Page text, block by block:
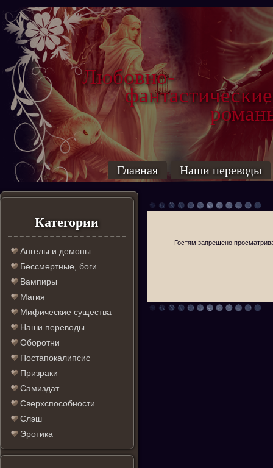
Любовно-
фантастические
Главная Наши переводы
Категории
Ангелы и демоны
Бессмертные, боги
Вампиры
Магия
Мифические существа
Наши переводы
Оборотни
Постапокалипсис
Призраки
Самиздат
Сверхспособности
Слэш
Эротика
Гостям запрещено